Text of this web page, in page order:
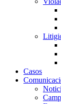
Casos